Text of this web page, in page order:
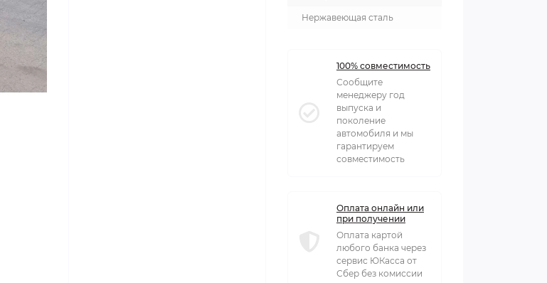
Нержавеющая сталь
100% совместимость
Сообщите
менеджеру год
выпуска и
поколение
автомобиля и мы
гарантируем
совместимость
Оплата онлайн или
при получении
Оплата картой
любого банка через
сервис ЮКасса от
Сбер без комиссии